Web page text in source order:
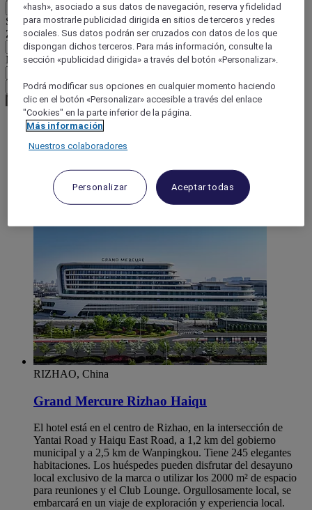
Atrás
Seleccione su moneda a continuación
Zona geográfica
Moneda
Confirmar mi moneda
World
Asia
SHANDONG
Rizhao
RIZHAO, China
Grand Mercure Rizhao Haiqu
El hotel está en el centro de Rizhao, en la intersección de
Yantai Road y Haiqu East Road, a 1,2 km del gobierno
municipal y a 2,5 km de Wanpingkou. Tiene 245 elegantes
habitaciones. Los huéspedes pueden disfrutar del desayuno
local exclusivo de la marca o utilizar los 2000 m² de espacio
para reuniones y el Club Lounge. Orgullosamente local, se
embarcará en un viaje de exploración y experiencia local.
«hash», asociado a sus datos de navegación, reserva y fidelidad
para mostrarle publicidad dirigida en sitios de terceros y redes
sociales. Sus datos podrán ser cruzados con datos de los que
dispongan dichos terceros. Para más información, consulte la
sección «publicidad dirigida» a través del botón «Personalizar».
Podrá modificar sus opciones en cualquier momento haciendo
clic en el botón «Personalizar» accesible a través del enlace
"Cookies" en la parte inferior de la página.
Más información
Nuestros colaboradores
Personalizar Aceptar todas